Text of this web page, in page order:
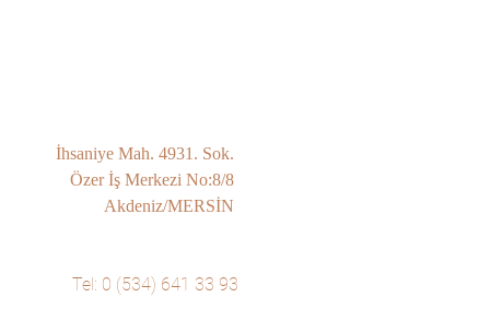
İhsaniye Mah. 4931. Sok.
Özer İş Merkezi No:8/8
Akdeniz/MERSİN
Tel: 0 (534) 641 33 93